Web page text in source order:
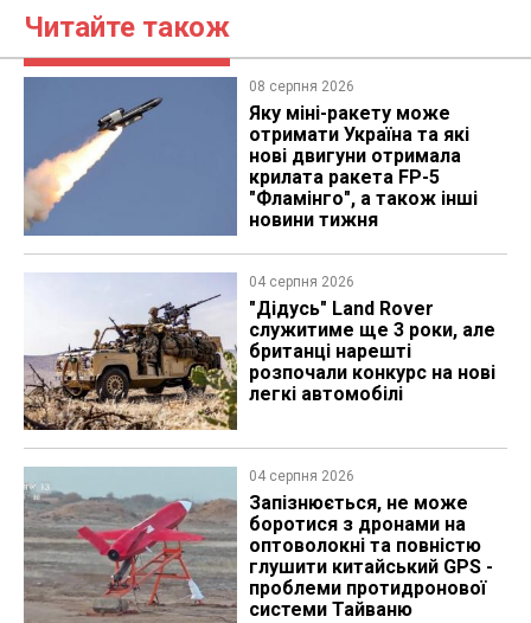
Читайте також
08 серпня 2026
Яку міні-ракету може
отримати Україна та які
нові двигуни отримала
крилата ракета FP-5
"Фламінго", а також інші
новини тижня
04 серпня 2026
"Дідусь" Land Rover
служитиме ще 3 роки, але
британці нарешті
розпочали конкурс на нові
легкі автомобілі
04 серпня 2026
Запізнюється, не може
боротися з дронами на
оптоволокні та повністю
глушити китайський GPS -
проблеми протидронової
системи Тайваню